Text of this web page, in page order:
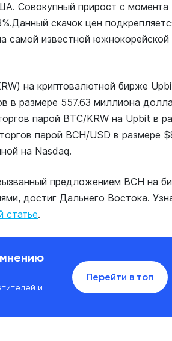
Совокупный прирост с момента
скачок цен
самой известной
на криптовалютной бирже
в размере 557.63 миллиона
парой BTC/KRW на Upbit в
парой BCH/USD в размере
на Nasdaq.
предложением BCH на
достиг Дальнего Востока.
статье.
и
Перейти в топ